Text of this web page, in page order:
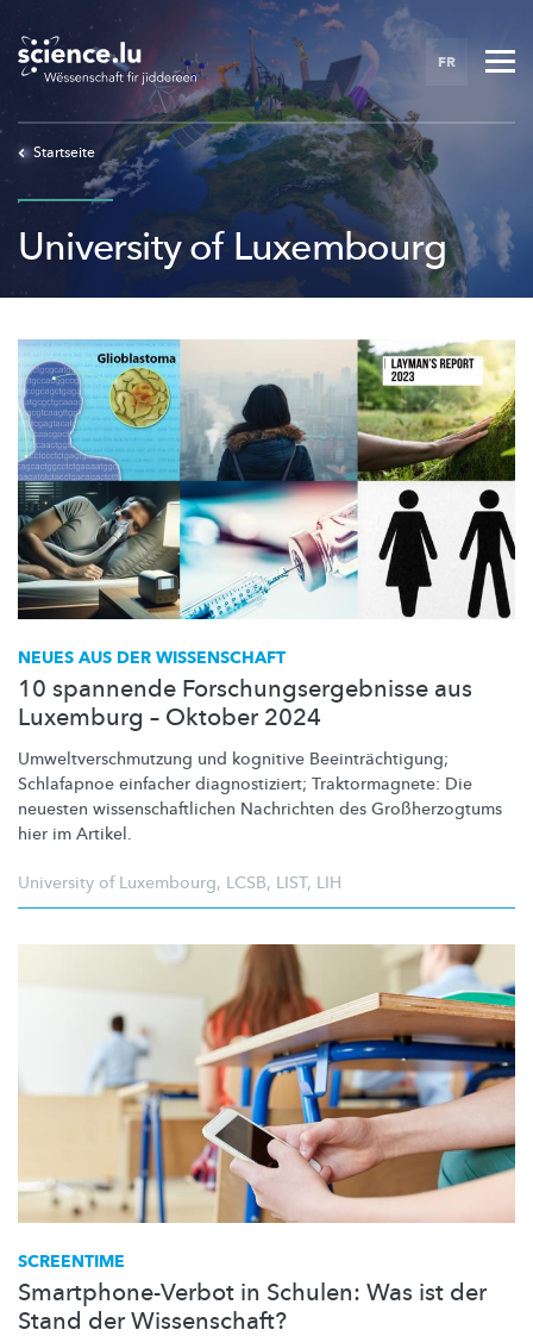
main
content
FR
Startseite
University of Luxembourg
NEUES AUS DER WISSENSCHAFT
10 spannende Forschungsergebnisse aus
Luxemburg – Oktober 2024
Umweltverschmutzung und kognitive Beeinträchtigung;
Schlafapnoe einfacher diagnostiziert; Traktormagnete: Die
neuesten wissenschaftlichen Nachrichten des Großherzogtums
hier im Artikel.
University of Luxembourg, LCSB, LIST, LIH
SCREENTIME
Smartphone-Verbot in Schulen: Was ist der
Stand der Wissenschaft?